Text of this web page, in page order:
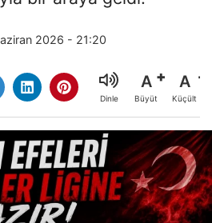
2026 - 21:20
Dinle
A
Büyüt
A
Küçült